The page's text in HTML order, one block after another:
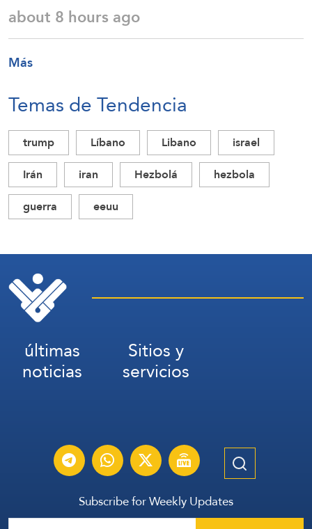
about 8 hours ago
Más
Temas de Tendencia
trump Líbano Libano
israel
Irán
iran Hezbolá
hezbola
guerra
eeuu
últimas
noticias
Sitios y
servicios
Subscribe for Weekly Updates